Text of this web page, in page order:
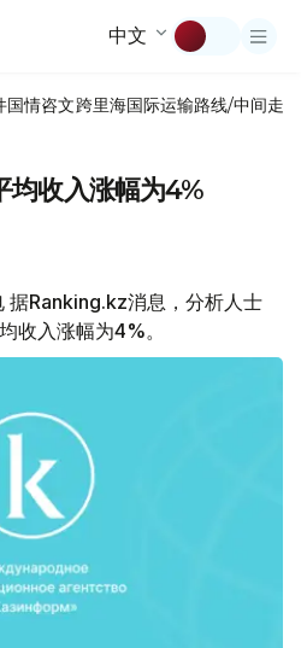
中文
国情咨文跨里海国际运输路线/中间走廊
均收入涨幅为4%
据Ranking.kz消息，分析人士
收入涨幅为4%。